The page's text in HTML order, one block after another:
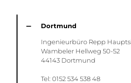
Dortmund
Ingenieurbüro Repp
Wambeler Hellweg 50-52
44143 Dortmund
Tel: 0152 534 538 48